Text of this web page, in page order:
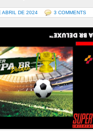
ABRIL DE 2024 3 COMMENTS